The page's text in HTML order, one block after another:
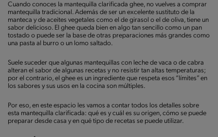
Cuando conoces la mantequilla clarificada ghee, no vuelves a comprar
mantequilla tradicional. Además de ser un excelente sustituto de la
manteca y de aceites vegetales como el de girasol o el de oliva, tiene un
sabor delicioso. El ghee queda bien en algo tan sencillo como un pan
tostado o puede ser la base de otras preparaciones más grandes como
una pasta al burro o un lomo saltado.
Suele suceder que algunas mantequillas con leche de vaca o de cabra
alteran el sabor de algunas recetas y no resistir tan altas temperaturas;
por el contrario, el ghee es un ingrediente que respeta esos “límites” en
los sabores y sus usos en la cocina son múltiples.
Por eso, en este espacio les vamos a contar todos los detalles sobre
esta mantequilla clarificada: qué es y cuál es su origen, cómo se puede
preparar desde casa y en qué tipo de recetas se puede utilizar.